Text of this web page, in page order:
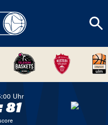
Uhr
81